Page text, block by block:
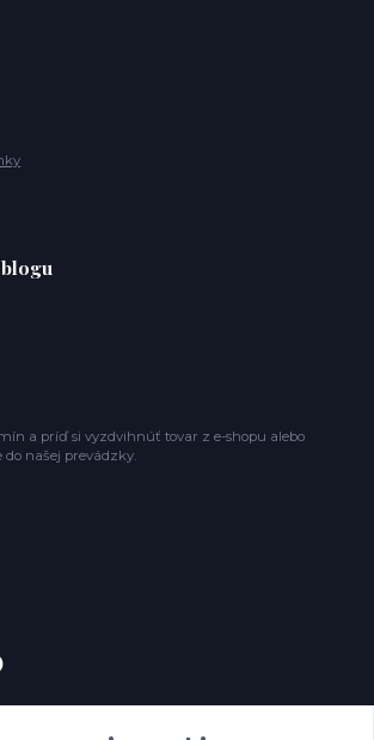
a príď si vyzdvihnúť tovar z e-shopu alebo
našej prevádzky.